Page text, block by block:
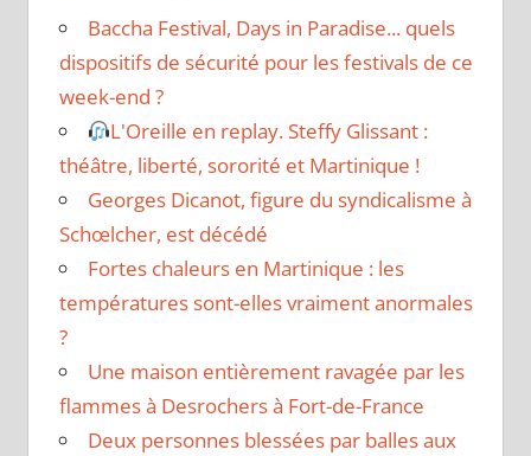
Baccha Festival, Days in Paradise... quels
dispositifs de sécurité pour les festivals de ce
week-end ?
L'Oreille en replay. Steffy Glissant :
théâtre, liberté, sororité et Martinique !
Georges Dicanot, figure du syndicalisme à
Schœlcher, est décédé
Fortes chaleurs en Martinique : les
températures sont-elles vraiment anormales
?
Une maison entièrement ravagée par les
flammes à Desrochers à Fort-de-France
Deux personnes blessées par balles aux